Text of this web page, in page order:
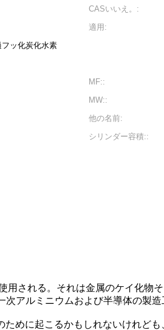
CASいいえ。:
フッ化炭化水素
適用:
MF::
MW::
他の名前:
シリンダー容積::
される。それは金属のケイ化物
アルミニウムおよび半導体の製
めに起こるかもしれないけれど